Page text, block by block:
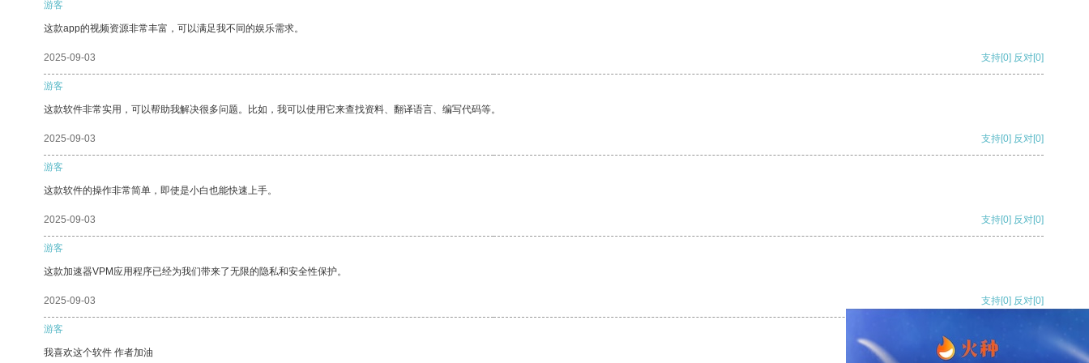
游客
这款app的视频资源非常丰富，可以满足我不同的娱乐需求。
2025-09-03 支持[0] 反对[0]
游客
这款软件非常实用，可以帮助我解决很多问题。比如，我可以使用它来查找资料、翻译语言、编写代码等。
2025-09-03 支持[0] 反对[0]
游客
这款软件的操作非常简单，即使是小白也能快速上手。
2025-09-03 支持[0] 反对[0]
游客
这款加速器VPM应用程序已经为我们带来了无限的隐私和安全性保护。
2025-09-03 支持[0] 反对[0]
游客
我喜欢这个软件 作者加油